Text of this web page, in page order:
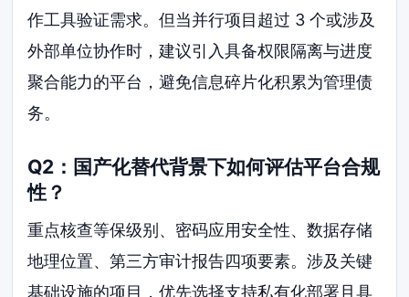
作工具验证需求。但当并行项目超过 3 个或涉及
外部单位协作时，建议引入具备权限隔离与进度
聚合能力的平台，避免信息碎片化积累为管理债
务。
Q2：国产化替代背景下如何评估平台合规
性？
重点核查等保级别、密码应用安全性、数据存储
地理位置、第三方审计报告四项要素。涉及关键
基础设施的项目，优先选择支持私有化部署且具